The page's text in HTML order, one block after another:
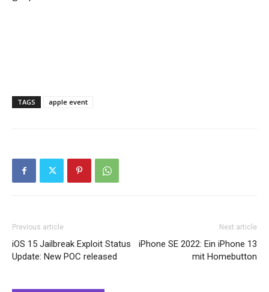
TAGS apple event
Previous article
iOS 15 Jailbreak Exploit Status
Update: New POC released
Next article
iPhone SE 2022: Ein iPhone 13
mit Homebutton